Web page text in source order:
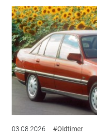
03.08.2026 #Oldtimer